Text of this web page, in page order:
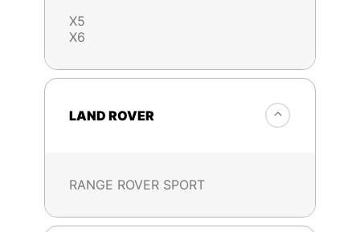
X5
X6
LAND ROVER
RANGE ROVER SPORT